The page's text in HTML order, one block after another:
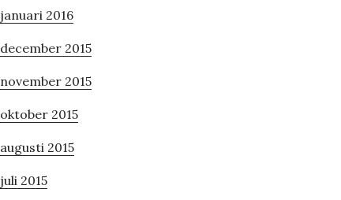
januari 2016
december 2015
november 2015
oktober 2015
augusti 2015
juli 2015